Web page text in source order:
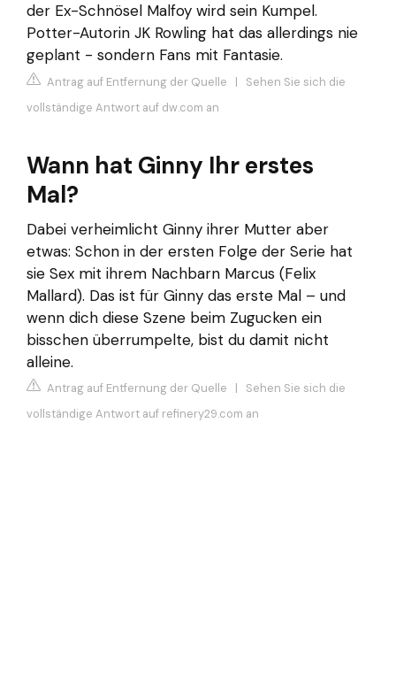
der Ex-Schnösel Malfoy wird sein Kumpel.
Potter-Autorin JK Rowling hat das allerdings nie
geplant - sondern Fans mit Fantasie.
Antrag auf Entfernung der Quelle | Sehen Sie sich die
vollständige Antwort auf dw.com an
Wann hat Ginny Ihr erstes
Mal?
Dabei verheimlicht Ginny ihrer Mutter aber
etwas: Schon in der ersten Folge der Serie hat
sie Sex mit ihrem Nachbarn Marcus (Felix
Mallard). Das ist für Ginny das erste Mal – und
wenn dich diese Szene beim Zugucken ein
bisschen überrumpelte, bist du damit nicht
alleine.
Antrag auf Entfernung der Quelle | Sehen Sie sich die
vollständige Antwort auf refinery29.com an